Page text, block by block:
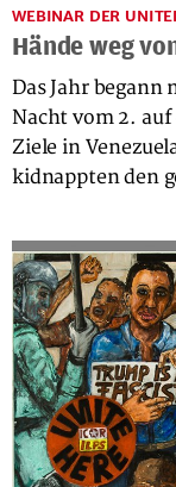
WEBINAR DER
Hände weg
Das Jahr begann
Nacht vom 2. auf
Ziele in
kidnappten den